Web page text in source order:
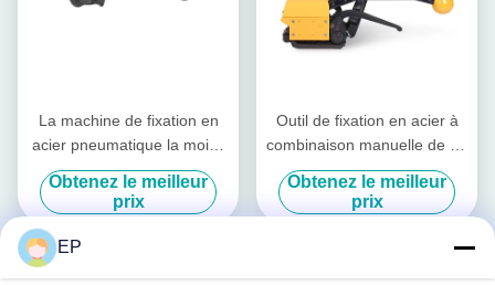
La machine de fixation en
acier pneumatique la moins
chère
Obtenez le meilleur
prix
Outil de fixation en acier à
combinaison manuelle de 13
à 19 mm Outil de fixation
sans jointure
Obtenez le meilleur
prix
EP